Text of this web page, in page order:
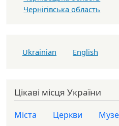
Чернігівська область
Ukrainian English
Цікаві місця України
Міста Церкви